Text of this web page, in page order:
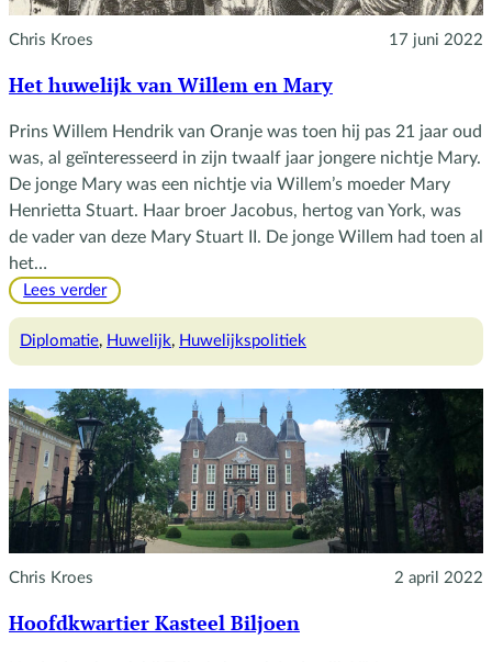
Chris Kroes 17 juni 2022
Het huwelijk van Willem en Mary
Prins Willem Hendrik van Oranje was toen hij pas 21 jaar oud
was, al geïnteresseerd in zijn twaalf jaar jongere nichtje Mary.
De jonge Mary was een nichtje via Willem’s moeder Mary
Henrietta Stuart. Haar broer Jacobus, hertog van York, was
de vader van deze Mary Stuart II. De jonge Willem had toen al
het…
Lees verder:
huwelijk
en
Mary
Diplomatie, Huwelijk, Huwelijkspolitiek
Chris Kroes 2 april 2022
Hoofdkwartier Kasteel Biljoen